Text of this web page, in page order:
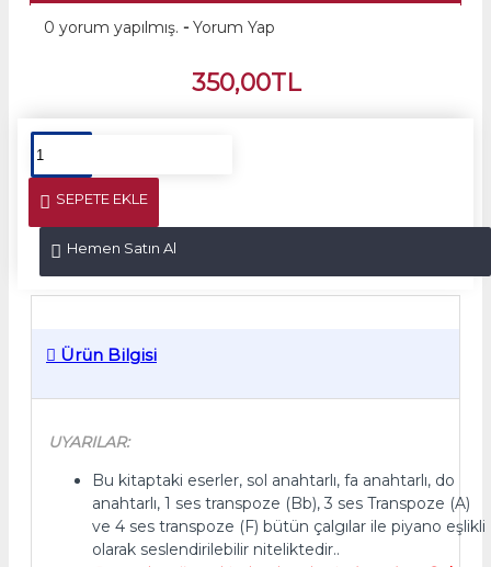
0 yorum yapılmış. - Yorum Yap
350,00TL
SEPETE EKLE
Hemen Satın Al
Ürün Bilgisi
UYARILAR:
Bu kitaptaki eserler, sol anahtarlı, fa anahtarlı, do
anahtarlı, 1 ses transpoze (Bb), 3 ses Transpoze (A)
ve 4 ses transpoze (F) bütün çalgılar ile piyano eşlikli
olarak seslendirilebilir niteliktedir..